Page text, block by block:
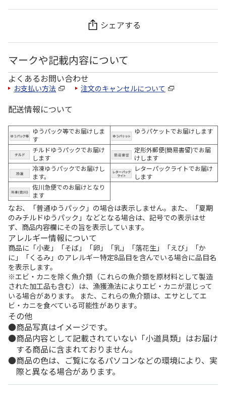
シェアする
マークや記載内容について
よくあるお問い合わせ
お支払い方法 注文のキャンセルについて
配送情報について
ゆうパック等でお届けしま
す
ゆうパケットでお届けします
チルドゆうパックでお届け
します
定形外郵便(簡易書留)でお届
けします
冷凍ゆうパックでお届けし
ます。
レターパックライトでお届け
します
佐川急便でのお届けとなり
ます
なお、「普通ゆうパック」の場合は表示しません。また、「夏期
のみチルドゆうパック」などとなる場合は、記号での表示はせ
ず、商品内容欄にその旨を表示しています。
アレルギー情報について
商品に「小麦」「そば」「卵」「乳」「落花生」「えび」「か
に」「くるみ」のアレルギー特定8品目を含んでいる場合に品目名
を表示します。
※エビ・カニを除く魚介類（これらの魚介類を原材料として製造
された加工品も含む）は、漁獲漁法によりエビ・カニが混じって
いる場合があります。 また、これらの魚介類は、エサとしてエ
ビ・カニを食べている可能性があります。
その他
商品写真はイメージです。
商品内容として記載されていない「小道具類」はお届け
する商品に含まれておりません。
商品の色は、ご覧になるパソコンなどの環境により、実
際と異なる場合があります。